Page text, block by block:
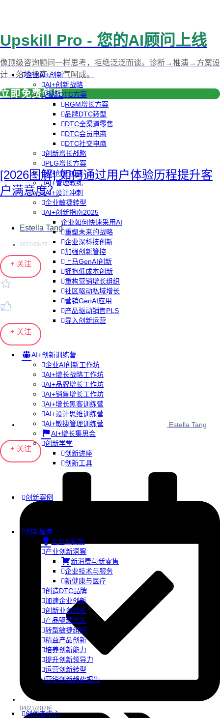
企业AI+创新
AI+创新战略
品牌DTC方案
RGM增长方案
品牌DTC转型
DTC全渠道零售
DTC会员电商
DTC社交电商
创新增长战略
PLG增长方案
AI+创新加速
AI+管理教练
AI+设计冲刺
企业敏捷转型
AI+创新指南2025
企业如何快速采用AI
重塑未来的战略
企业深科技创新
加强创新管控
上马GenAI创新
拥抱低成本创新
重构营销增长组织
社区驱动私域增长
营销GenAI应用
产品驱动销售PLS
导入创新运营
AI+创新训练营
企业AI创新工作坊
AI+增长战略工作坊
AI+品牌增长工作坊
AI+销售增长工作坊
AI+增长黑客训练营
AI+设计思维训练营
AI+敏捷管理训练营
AI+增长集思会
创新学堂
创新讲座
创新工具
创新案例
创新智库
企业AI创新
产业创新洞察
新消费与新零售
企业技术与服务
新健康与医疗
创造DTC品牌
加速企业创新
创新业务增长
产品驱动增长
转型敏捷组织
精益产品创新
培养创新能力
提升创新领导力
运营创新转型
营销创新趋势报告
创作者中心
Upskill Pro - 您的AI顾问上线
像顶级咨询顾问一样思考，拒绝泛泛而谈。诊断→推演→方案设
计→落地指南，一气呵成。
立即免费使用
[2026图解] 如何通过用户体验历程提升客
户满意度？
Estella Tang
2022-08-27
+ 关注
+ 关注
Estella Tang
+ 关注
04/21/2026